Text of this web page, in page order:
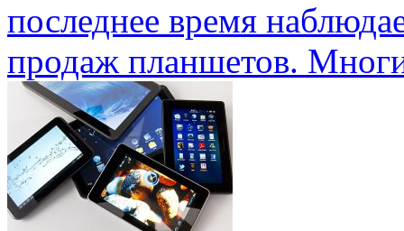
последнее время
продаж планшетов.